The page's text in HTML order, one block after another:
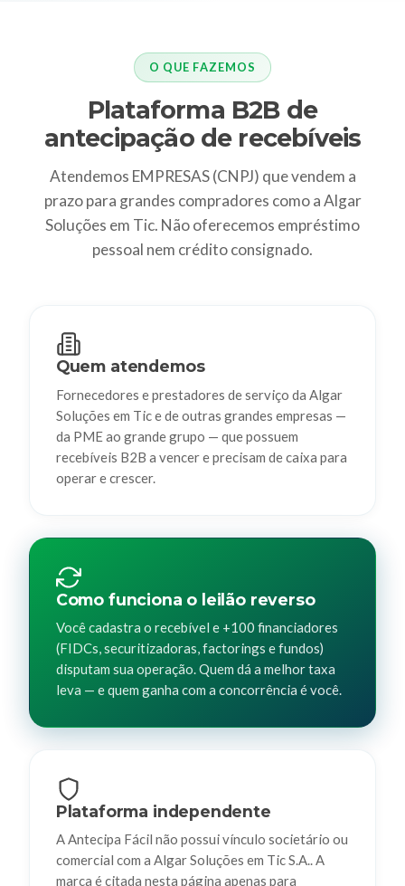
O QUE FAZEMOS
Plataforma B2B de
antecipação de recebíveis
Atendemos EMPRESAS (CNPJ) que vendem a
prazo para grandes compradores como a Algar
Soluções em Tic. Não oferecemos empréstimo
pessoal nem crédito consignado.
Quem atendemos
Fornecedores e prestadores de serviço da Algar
Soluções em Tic e de outras grandes empresas —
da PME ao grande grupo — que possuem
recebíveis B2B a vencer e precisam de caixa para
operar e crescer.
Como funciona o leilão reverso
Você cadastra o recebível e +100 financiadores
(FIDCs, securitizadoras, factorings e fundos)
disputam sua operação. Quem dá a melhor taxa
leva — e quem ganha com a concorrência é você.
Plataforma independente
A Antecipa Fácil não possui vínculo societário ou
comercial com a Algar Soluções em Tic S.A.. A
marca é citada nesta página apenas para